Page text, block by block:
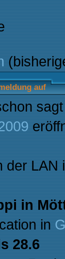
auf
der LAN
in
in
28.6